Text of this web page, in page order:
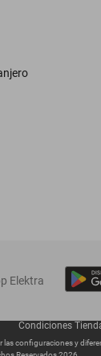
Elektra
Condiciones
configuraciones y